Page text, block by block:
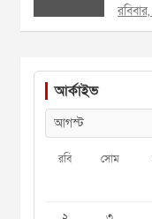
আর্কাইভ
রবি সোম